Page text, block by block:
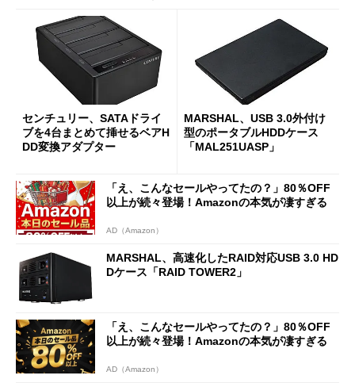
センチュリー、SATAドライ
ブを4台まとめて挿せるベアH
DD変換アダプター
MARSHAL、USB 3.0外付け
型のポータブルHDDケース
「MAL251UASP」
「え、こんなセールやってたの？」80％OFF
以上が続々登場！Amazonの本気が凄すぎる
AD（Amazon）
MARSHAL、高速化したRAID対応USB 3.0 HD
Dケース「RAID TOWER2」
「え、こんなセールやってたの？」80％OFF
以上が続々登場！Amazonの本気が凄すぎる
AD（Amazon）